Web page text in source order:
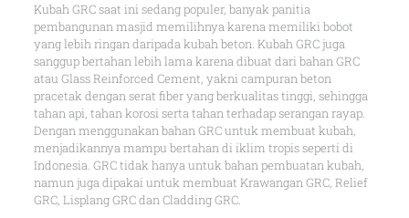
Kubah GRC saat ini sedang populer, banyak panitia
pembangunan masjid memilihnya karena memiliki bobot
yang lebih ringan daripada kubah beton. Kubah GRC juga
sanggup bertahan lebih lama karena dibuat dari bahan GRC
atau Glass Reinforced Cement, yakni campuran beton
pracetak dengan serat fiber yang berkualitas tinggi, sehingga
tahan api, tahan korosi serta tahan terhadap serangan rayap.
Dengan menggunakan bahan GRC untuk membuat kubah,
menjadikannya mampu bertahan di iklim tropis seperti di
Indonesia. GRC tidak hanya untuk bahan pembuatan kubah,
namun juga dipakai untuk membuat Krawangan GRC, Relief
GRC, Lisplang GRC dan Cladding GRC.